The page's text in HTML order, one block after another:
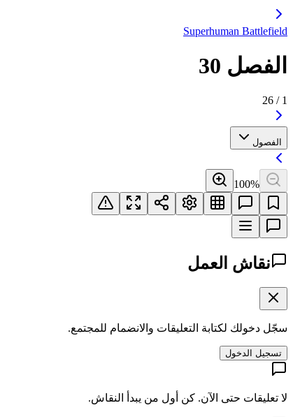
Superhuman Battlefield
الفصل 30
1
/
26
الفصول
100%
نقاش العمل
سجّل دخولك لكتابة التعليقات والانضمام للمجتمع.
تسجيل الدخول
لا تعليقات حتى الآن. كن أول من يبدأ النقاش.